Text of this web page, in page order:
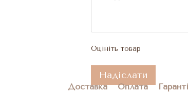
Оцініть товар
Надіслати
Доставка Оплата